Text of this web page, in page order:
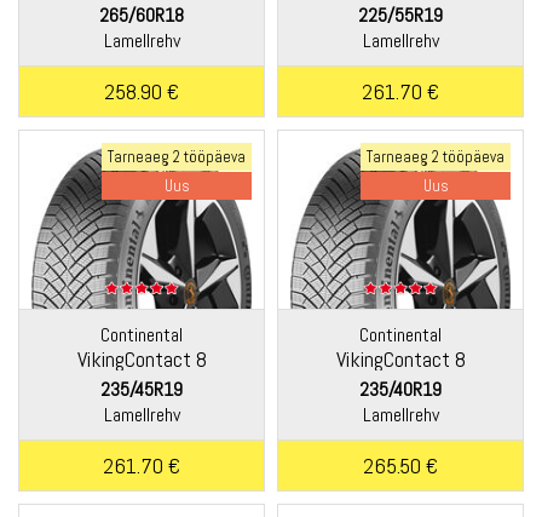
265/60R18
Lamellrehv
258.90 €
225/55R19
Lamellrehv
261.70 €
Tarneaeg 2 tööpäeva
Uus
Continental
VikingContact 8
235/45R19
Lamellrehv
261.70 €
Tarneaeg 2 tööpäeva
Uus
Continental
VikingContact 8
235/40R19
Lamellrehv
265.50 €